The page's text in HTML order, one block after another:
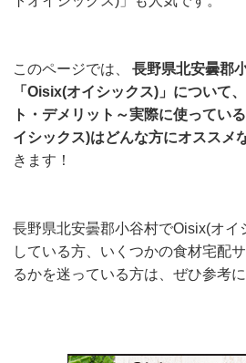
このページでは、
長野県北安曇郡
「Oisix(オイシックス)」について
ト・デメリット～実際に使ってい
イシックス)はどんな方にオススメ
きます！
長野県北安曇郡小谷村でOisix(オイ
している方、いくつかの食材宅配
るかを迷っている方は、ぜひ参考